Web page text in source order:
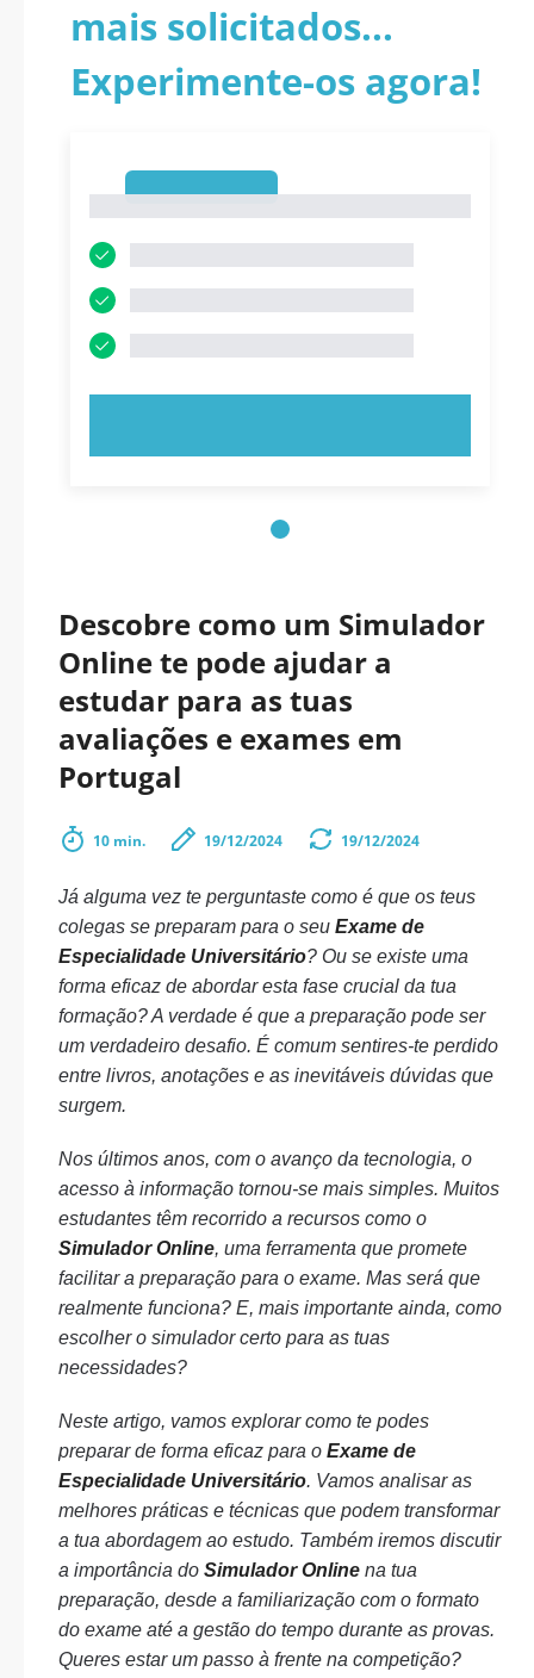
mais solicitados...
Experimente-os agora!
Descobre como um Simulador
Online te pode ajudar a
estudar para as tuas
avaliações e exames em
Portugal
10 min. 19/12/2024 19/12/2024
Já alguma vez te perguntaste como é que os teus
colegas se preparam para o seu Exame de
Especialidade Universitário? Ou se existe uma
forma eficaz de abordar esta fase crucial da tua
formação? A verdade é que a preparação pode ser
um verdadeiro desafio. É comum sentires-te perdido
entre livros, anotações e as inevitáveis dúvidas que
surgem.
Nos últimos anos, com o avanço da tecnologia, o
acesso à informação tornou-se mais simples. Muitos
estudantes têm recorrido a recursos como o
Simulador Online, uma ferramenta que promete
facilitar a preparação para o exame. Mas será que
realmente funciona? E, mais importante ainda, como
escolher o simulador certo para as tuas
necessidades?
Neste artigo, vamos explorar como te podes
preparar de forma eficaz para o Exame de
Especialidade Universitário. Vamos analisar as
melhores práticas e técnicas que podem transformar
a tua abordagem ao estudo. Também iremos discutir
a importância do Simulador Online na tua
preparação, desde a familiarização com o formato
do exame até a gestão do tempo durante as provas.
Queres estar um passo à frente na competição?